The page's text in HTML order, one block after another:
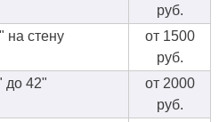
руб.
на стену
от 1500
руб.
до 42"
от 2000
руб.